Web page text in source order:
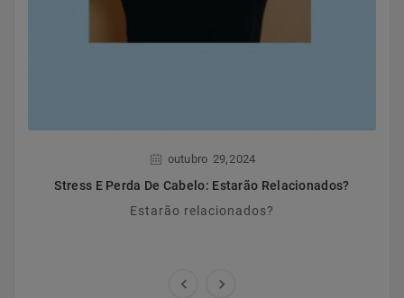
outubro 29, 2024
Stress E Perda De Cabelo: Estarão Relacionados?
Estarão relacionados?
 